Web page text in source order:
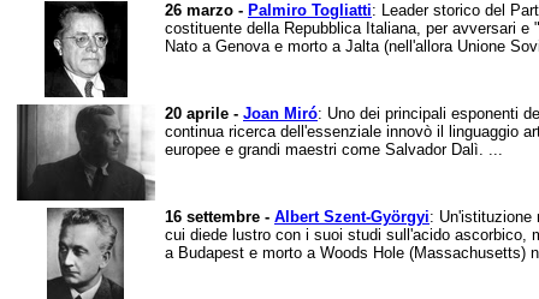
26 marzo - Palmiro Togliatti: Leader storico del
costituente della Repubblica Italiana, per avversari e
Nato a Genova e morto a Jalta (nell'allora Unione
20 aprile - Joan Miró: Uno dei principali esponenti
continua ricerca dell'essenziale innovò il linguaggio
europee e grandi maestri come Salvador Dalì. ...
16 settembre - Albert Szent-Györgyi: Un'istituzione
cui diede lustro con i suoi studi sull'acido ascorbico,
a Budapest e morto a Woods Hole (Massachusetts)